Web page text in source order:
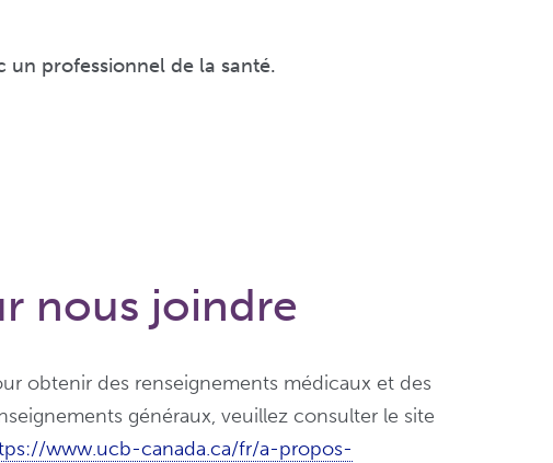
un professionnel de la santé.
nous joindre
obtenir des renseignements médicaux et des
généraux, veuillez consulter le site
www.ucb-canada.ca/fr/a-propos-